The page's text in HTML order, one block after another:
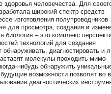
здоровья человечества. Для
широкий спектр средств
изготовления полупроводников
для просмотра, создания и
– это комплекс
технологий для создания
диагностировать и
молекулы проходить мимо
нибудь обнаружить
возможности позволят во
диагностических